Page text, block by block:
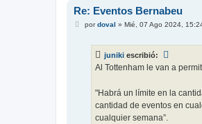
Re: Eventos Bernabeu
Mpordoval » Mié, 07 Ago 2024,
juniki escribió:
Al Tottenham le van a
"Habrá un límite en la
cantidad de eventos en
cualquier semana”.